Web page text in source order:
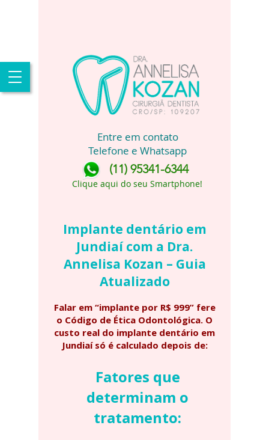
(11) 95341-6344
Clique aqui do seu Smartphone!
Entre em contato
Telefone e Whatsapp
Implante dentário em
Jundiaí com a Dra.
Annelisa Kozan – Guia
Atualizado
Falar em “implante por R$ 999” fere
o Código de Ética Odontológica. O
custo real do implante dentário em
Jundiaí só é calculado depois de:
Fatores que
determinam o
tratamento: